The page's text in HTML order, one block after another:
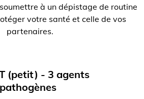
à un dépistage de routine
votre santé et celle de vos
partenaires.
(petit) - 3 agents
pathogènes